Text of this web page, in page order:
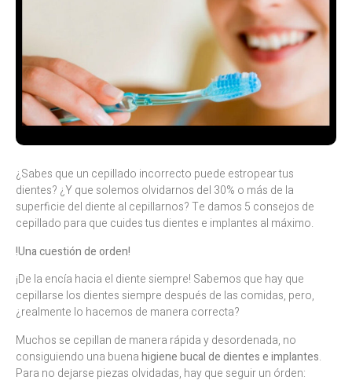
¿Sabes que un cepillado incorrecto puede estropear tus
dientes? ¿Y que solemos olvidarnos del 30% o más de la
superficie del diente al cepillarnos? Te damos 5 consejos de
cepillado para que cuides tus dientes e implantes al máximo.
!Una cuestión de orden!
¡De la encía hacia el diente siempre! Sabemos que hay que
cepillarse los dientes siempre después de las comidas, pero,
¿realmente lo hacemos de manera correcta?
Muchos se cepillan de manera rápida y desordenada, no
consiguiendo una buenahigiene bucal de dientes e implantes.
Para no dejarse piezas olvidadas, hay que seguir un órden: